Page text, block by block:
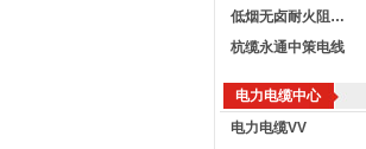
低烟无卤耐火阻燃电线
杭缆永通中策电线
电力电缆中心
电力电缆VV